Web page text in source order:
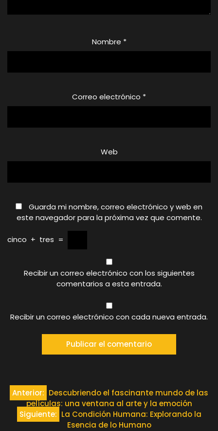
Nombre *
Correo electrónico *
Web
Guarda mi nombre, correo electrónico y web en
este navegador para la próxima vez que comente.
cinco + tres =
Recibir un correo electrónico con los siguientes
comentarios a esta entrada.
Recibir un correo electrónico con cada nueva entrada.
Navegación
Anterior: Descubriendo el fascinante mundo de las
películas: una ventana al arte y la emoción
Siguiente: La Condición Humana: Explorando la
Esencia de lo Humano